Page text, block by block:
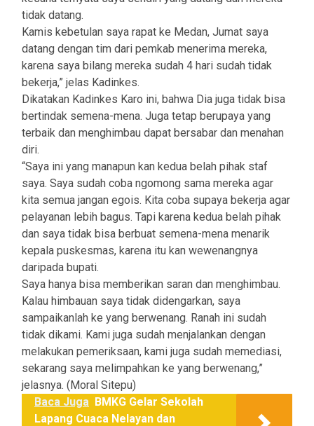
tidak datang.
Kamis kebetulan saya rapat ke Medan, Jumat saya
datang dengan tim dari pemkab menerima mereka,
karena saya bilang mereka sudah 4 hari sudah tidak
bekerja,” jelas Kadinkes.
Dikatakan Kadinkes Karo ini, bahwa Dia juga tidak bisa
bertindak semena-mena. Juga tetap berupaya yang
terbaik dan menghimbau dapat bersabar dan menahan
diri.
“Saya ini yang manapun kan kedua belah pihak staf
saya. Saya sudah coba ngomong sama mereka agar
kita semua jangan egois. Kita coba supaya bekerja agar
pelayanan lebih bagus. Tapi karena kedua belah pihak
dan saya tidak bisa berbuat semena-mena menarik
kepala puskesmas, karena itu kan wewenangnya
daripada bupati.
Saya hanya bisa memberikan saran dan menghimbau.
Kalau himbauan saya tidak didengarkan, saya
sampaikanlah ke yang berwenang. Ranah ini sudah
tidak dikami. Kami juga sudah menjalankan dengan
melakukan pemeriksaan, kami juga sudah memediasi,
sekarang saya melimpahkan ke yang berwenang,”
jelasnya. (Moral Sitepu)
Baca Juga BMKG Gelar Sekolah
Lapang Cuaca Nelayan dan